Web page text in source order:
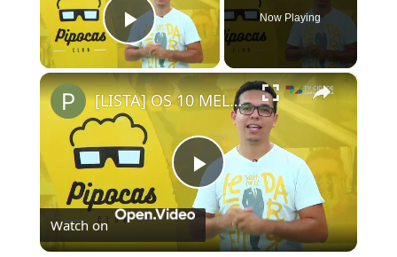
Play Video
Now Playing
×
Play
Video
[LISTA] OS 10 MELHORES FILMES ORIGINAIS NETFLIX | #PipocasIndica
Watch on